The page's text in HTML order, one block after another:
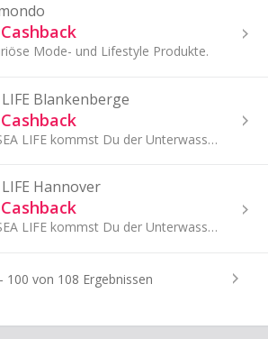
Mode- und Lifestyle Produkte.
LIFE Blankenberge
Bei SEA LIFE kommst Du der Unterwasserwelt ganz nah.
LIFE Hannover
Bei SEA LIFE kommst Du der Unterwasserwelt ganz nah.
100 von 108 Ergebnissen